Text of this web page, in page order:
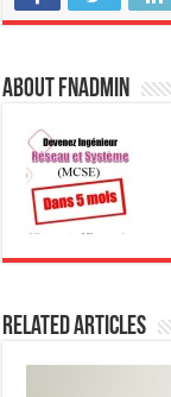
About fnadmin
Related Articles